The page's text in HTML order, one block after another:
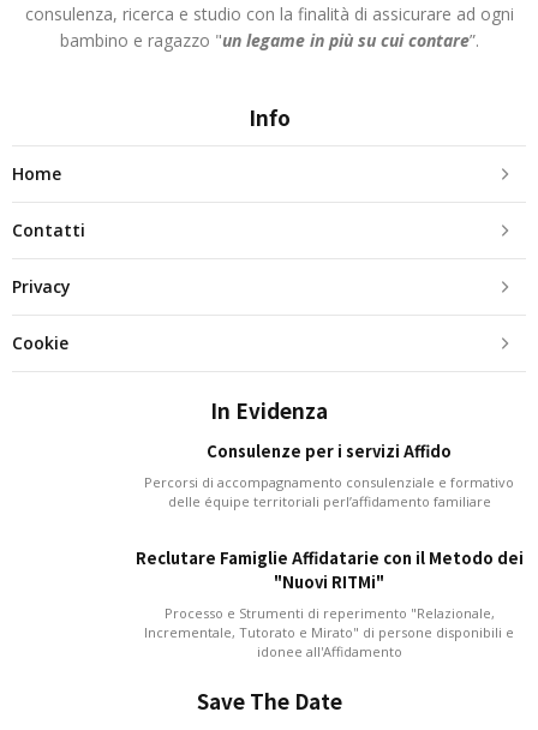
consulenza, ricerca e studio con la finalità di assicurare ad ogni
bambino e ragazzo "un legame in più su cui contare”.
Info
Home
Contatti
Privacy
Cookie
In Evidenza
Consulenze per i servizi Affido
Percorsi di accompagnamento consulenziale e formativo
delle équipe territoriali perl’affidamento familiare
Reclutare Famiglie Affidatarie con il Metodo dei
"Nuovi RITMi"
Processo e Strumenti di reperimento "Relazionale,
Incrementale, Tutorato e Mirato" di persone disponibili e
idonee all'Affidamento
Save The Date